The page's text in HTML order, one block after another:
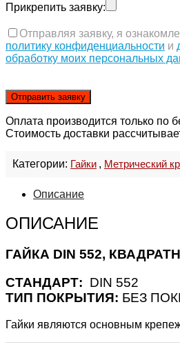
Прикрепить заявку:
Отправляя заявку, я
политику конфиденциальности и
обработку моих персональных
Оплата производится только по
Стоимость доставки
Категории: Гайки , Метрический
Описание
ОПИСАНИЕ
ГАЙКА DIN 552,
СТАНДАРТ: DIN 552
ТИП ПОКРЫТИЯ: БЕЗ
Гайки являются основным